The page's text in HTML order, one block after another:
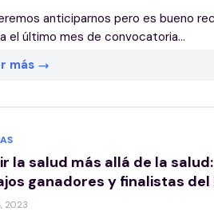
anticiparnos pero es bueno
el último mes de convocatoria...
más
la salud más allá de la
ganadores y finalistas del
2023